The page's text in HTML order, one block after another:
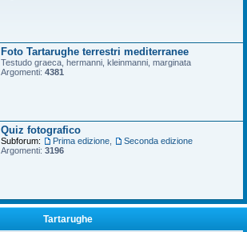
Foto Tartarughe terrestri mediterranee
Testudo graeca, hermanni, kleinmanni, marginata
Argomenti: 4381
Quiz fotografico
Subforum: Prima edizione
Seconda edizione
Argomenti: 3196
Tartarughe